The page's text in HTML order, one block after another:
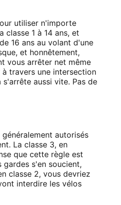
utiliser n'importe
1 à 14 ans, et
16 ans au volant d'une
et honnêtement,
vous arrêter net même
travers une intersection
aussi vite. Pas de
autorisés
La classe 3, en
que cette règle est
s'en soucient,
classe 2, vous devriez
interdire les vélos